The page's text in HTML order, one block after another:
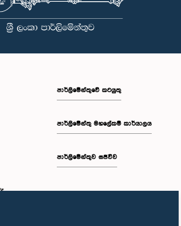
පාර්ලිමේන්තුවේ කටයුතු
පාර්ලිමේන්තු මහලේකම් කාර්යාලය
පාර්ලිමේන්තුව සජීවීව